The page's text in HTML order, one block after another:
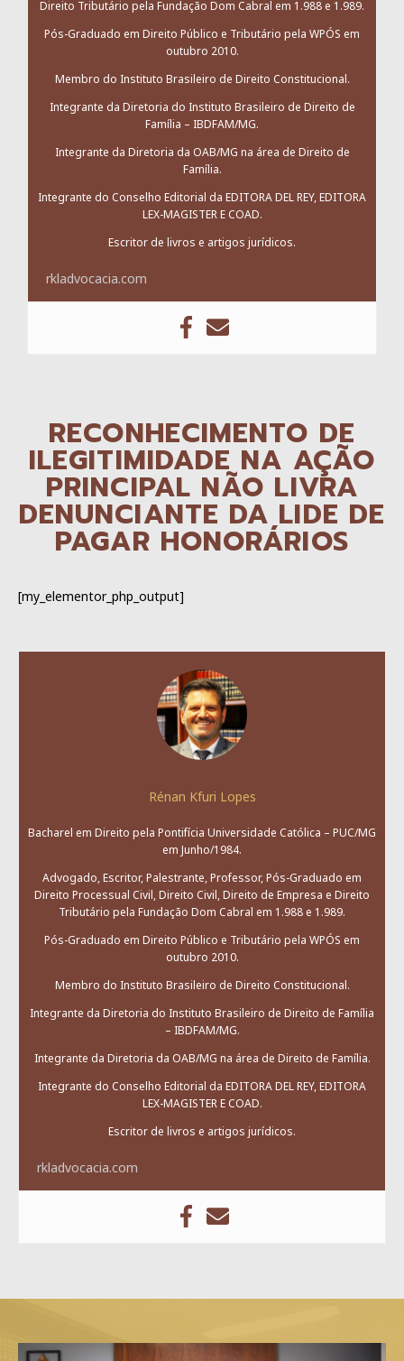
Direito Tributário pela Fundação Dom Cabral em 1.988 e 1.989.
Pós-Graduado em Direito Público e Tributário pela WPÓS em
outubro 2010.
Membro do Instituto Brasileiro de Direito Constitucional.
Integrante da Diretoria do Instituto Brasileiro de Direito de
Família – IBDFAM/MG.
Integrante da Diretoria da OAB/MG na área de Direito de
Família.
Integrante do Conselho Editorial da EDITORA DEL REY, EDITORA
LEX-MAGISTER E COAD.
Escritor de livros e artigos jurídicos.
rkladvocacia.com
RECONHECIMENTO DE
ILEGITIMIDADE NA AÇÃO
PRINCIPAL NÃO LIVRA
DENUNCIANTE DA LIDE DE
PAGAR HONORÁRIOS
[my_elementor_php_output]
Rénan Kfuri Lopes
Bacharel em Direito pela Pontifícia Universidade Católica – PUC/MG
em Junho/1984.
Advogado, Escritor, Palestrante, Professor, Pós-Graduado em
Direito Processual Civil, Direito Civil, Direito de Empresa e Direito
Tributário pela Fundação Dom Cabral em 1.988 e 1.989.
Pós-Graduado em Direito Público e Tributário pela WPÓS em
outubro 2010.
Membro do Instituto Brasileiro de Direito Constitucional.
Integrante da Diretoria do Instituto Brasileiro de Direito de Família
– IBDFAM/MG.
Integrante da Diretoria da OAB/MG na área de Direito de Família.
Integrante do Conselho Editorial da EDITORA DEL REY, EDITORA
LEX-MAGISTER E COAD.
Escritor de livros e artigos jurídicos.
rkladvocacia.com